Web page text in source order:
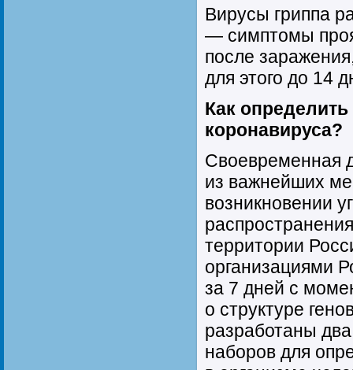
Вирусы гриппа
— симптомы
после
для этого до 14
Как
коронавируса?
Своевременная
из важнейших
возникновении
территории
организациями
за 7 дней с
о структуре
разработаны
наборов для